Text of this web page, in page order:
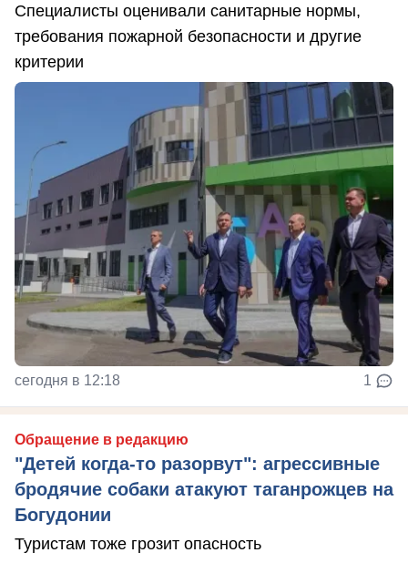
Специалисты оценивали санитарные нормы,
требования пожарной безопасности и другие
критерии
сегодня в 12:18 1
Обращение в редакцию
"Детей когда-то разорвут": агрессивные
бродячие собаки атакуют таганрожцев на
Богудонии
Туристам тоже грозит опасность